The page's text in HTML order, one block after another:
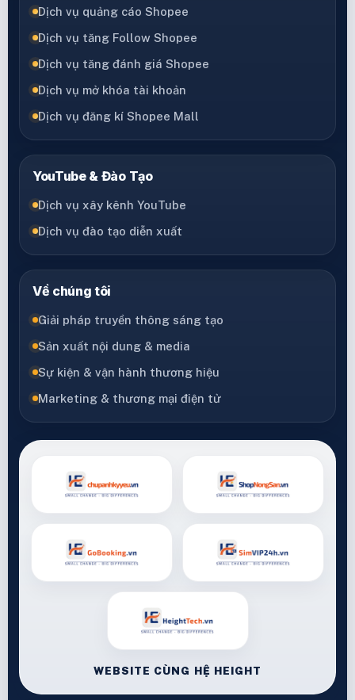
Dịch vụ quảng cáo Shopee
Dịch vụ tăng Follow Shopee
Dịch vụ tăng đánh giá Shopee
Dịch vụ mở khóa tài khoản
Dịch vụ đăng kí Shopee Mall
YouTube & Đào Tạo
Dịch vụ xây kênh YouTube
Dịch vụ đào tạo diễn xuất
Về chúng tôi
Giải pháp truyền thông sáng tạo
Sản xuất nội dung & media
Sự kiện & vận hành thương hiệu
Marketing & thương mại điện tử
WEBSITE CÙNG HỆ HEIGHT